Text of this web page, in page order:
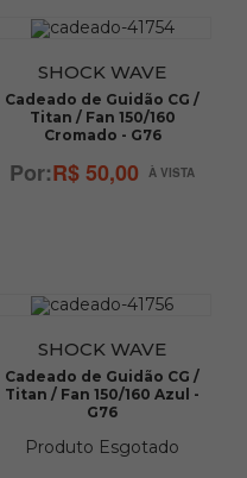
SHOCK WAVE
Cadeado de Guidão CG /
Titan / Fan 150/160
Cromado - G76
R$ 50,00
SHOCK WAVE
Cadeado de Guidão CG /
Titan / Fan 150/160 Azul -
G76
Produto Esgotado